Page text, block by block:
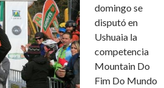
domingo se
disputó en
Ushuaia la
competencia
Mountain Do
Fim Do Mundo